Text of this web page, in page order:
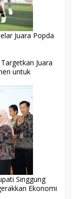
Juara Popda
Juara
untuk
Singgung
Ekonomi